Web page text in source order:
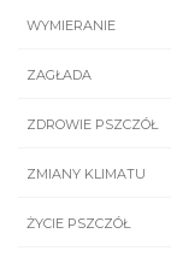
WYMIERANIE
ZAGŁADA
ZDROWIE PSZCZÓŁ
ZMIANY KLIMATU
ŻYCIE PSZCZÓŁ